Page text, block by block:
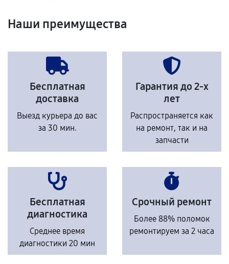
Наши преимущества
Бесплатная
доставка
Выезд курьера до вас
за 30 мин.
Гарантия до 2-х
лет
Распространяется как
на ремонт, так и на
запчасти
Бесплатная
диагностика
Среднее время
диагностики 20 мин
Срочный ремонт
Более 88% поломок
ремонтируем за 2 часа